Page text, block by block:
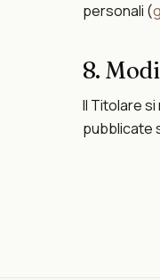
personali (
8.
Il Titolare
pubblicate